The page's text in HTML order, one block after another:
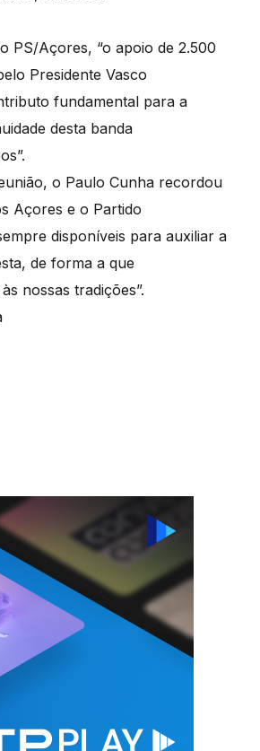
PS/Açores, “o apoio de 2.500
Presidente Vasco
fundamental para a
desta banda
o Paulo Cunha recordou
Açores e o Partido
disponíveis para auxiliar a
de forma a que
nossas tradições”.